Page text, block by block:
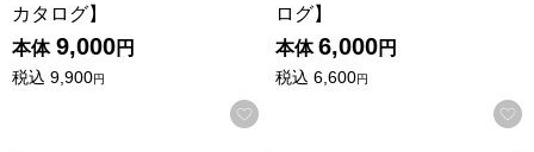
カタログ】
本体 9,000円
税込 9,900円
お気に入りに登録する
ログ】
本体 6,000円
税込 6,600円